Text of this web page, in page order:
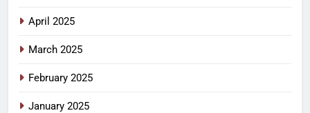
April 2025
March 2025
February 2025
January 2025